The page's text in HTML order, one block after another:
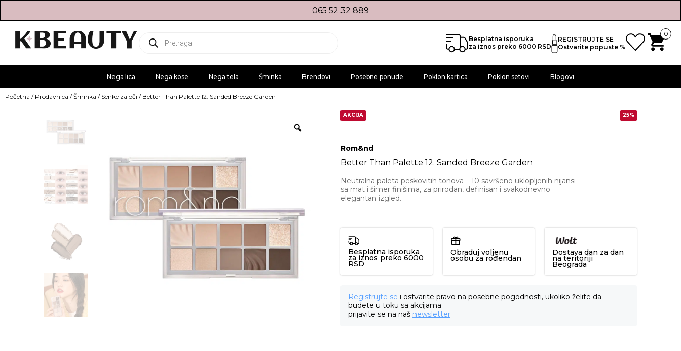
065 52 32 889
Products
search
Besplatna isporuka
za iznos preko 6000 RSD
REGISTRUJTE SE
Ostvarite popuste %
0
Nega lica Nega kose Nega tela Šminka Brendovi Posebne ponude Poklon kartica Poklon setovi Blogovi
Početna / Prodavnica /Šminka / Senke za oči / Better Than Palette 12. Sanded Breeze Garden
AKCIJA 25%
Rom&nd
Better Than Palette 12. Sanded Breeze Garden
Neutralna paleta peskovitih tonova – 10 savršeno uklopljenih nijansi
sa mat i šimer finišima, za prirodan, definisan i svakodnevno
elegantan izgled.
Besplatna isporuka
za iznos preko 6000
RSD
Obraduj voljenu
osobu za rođendan
Dostava dan za dan
na teritoriji
Beograda
Registrujte se i ostvarite pravo na posebne pogodnosti, ukoliko želite da
budete u toku sa akcijama
prijavite se na naš newsletter